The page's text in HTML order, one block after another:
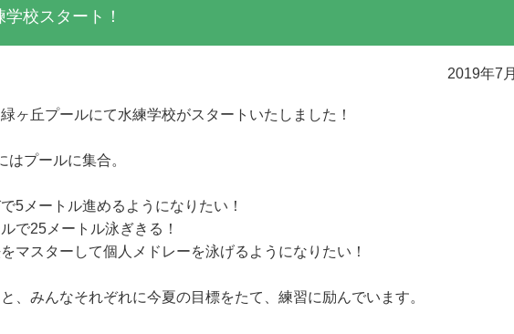
学校スタート！
2019年7
ヶ丘プールにて水練学校がスタートいたしました！
はプールに集合。
5メートル進めるようになりたい！
で25メートル泳ぎきる！
マスターして個人メドレーを泳げるようになりたい！
と、みんなそれぞれに今夏の目標をたて、練習に励んでいます。